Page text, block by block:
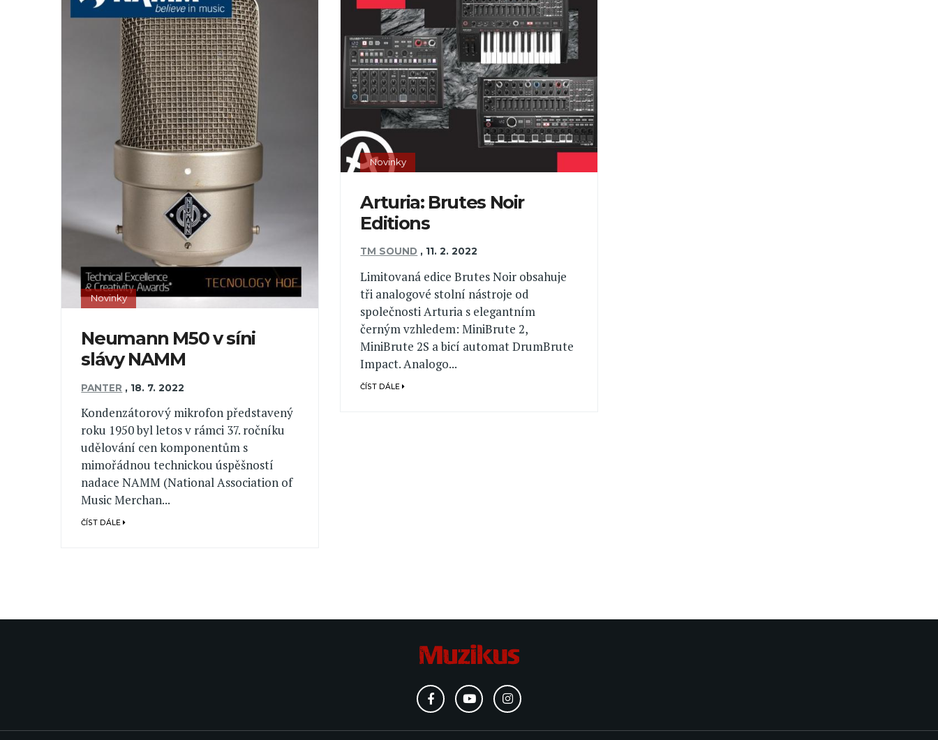
Novinky
Neumann M50 v síni
slávy NAMM
PANTER , 18. 7. 2022
Kondenzátorový mikrofon představený
roku 1950 byl letos v rámci 37. ročníku
udělování cen komponentům s
mimořádnou technickou úspěšností
nadace NAMM (National Association of
Music Merchan...
ČÍST DÁLE
Novinky
Arturia: Brutes Noir
Editions
TM SOUND , 11. 2. 2022
Limitovaná edice Brutes Noir obsahuje
tři analogové stolní nástroje od
společnosti Arturia s elegantním
černým vzhledem: MiniBrute 2,
MiniBrute 2S a bicí automat DrumBrute
Impact. Analogo...
ČÍST DÁLE